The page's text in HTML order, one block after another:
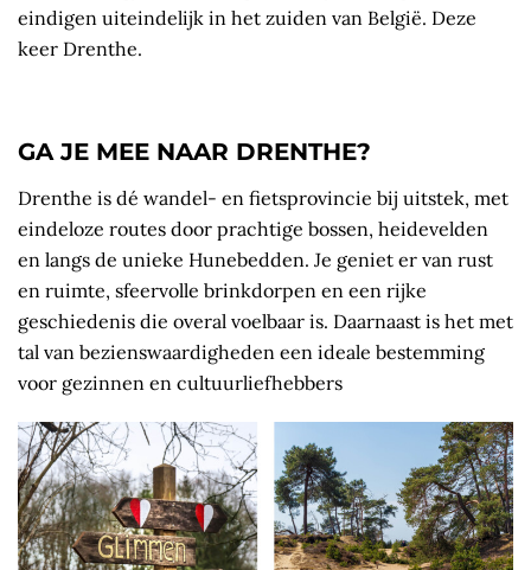
eindigen uiteindelijk in het zuiden van België. Deze
keer Drenthe.
GA JE MEE NAAR DRENTHE?
Drenthe is dé wandel- en fietsprovincie bij uitstek, met
eindeloze routes door prachtige bossen, heidevelden
en langs de unieke Hunebedden. Je geniet er van rust
en ruimte, sfeervolle brinkdorpen en een rijke
geschiedenis die overal voelbaar is. Daarnaast is het met
tal van bezienswaardigheden een ideale bestemming
voor gezinnen en cultuurliefhebbers